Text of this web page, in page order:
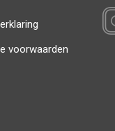
voorwaarden